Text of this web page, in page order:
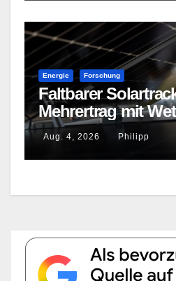
Energie Forschung
Faltbarer
Mehrertrag mit
Aug. 4, 2026 Philipp